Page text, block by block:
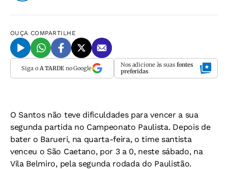
OUÇA COMPARTILHE
Siga o A TARDEno Google Nos adicione às suas fontes
preferidas
O Santos não teve dificuldades para vencer a sua
segunda partida no Campeonato Paulista. Depois de
bater o Barueri, na quarta-feira, o time santista
venceu o São Caetano, por 3 a 0, neste sábado, na
Vila Belmiro, pela segunda rodada do Paulistão.